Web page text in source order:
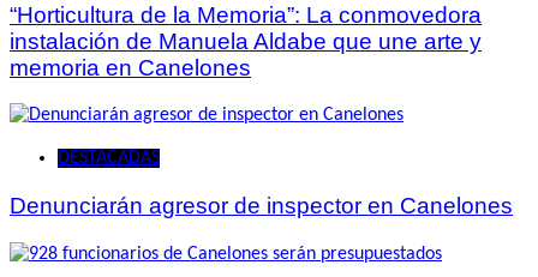
“Horticultura de la Memoria”: La conmovedora
instalación de Manuela Aldabe que une arte y
memoria en Canelones
DESTACADAS
Denunciarán agresor de inspector en Canelones